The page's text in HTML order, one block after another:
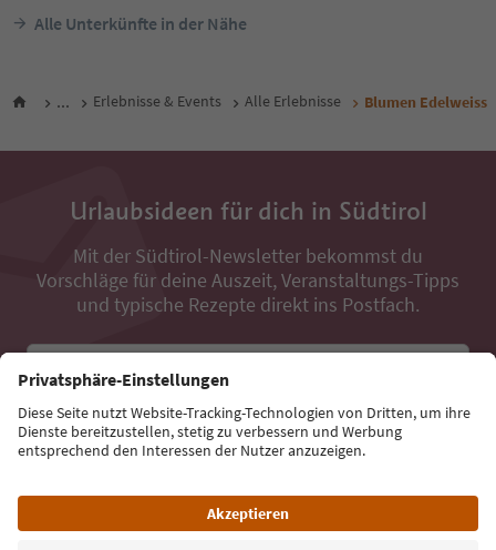
Alle Unterkünfte in der Nähe
... Erlebnisse & Events Alle Erlebnisse Blumen Edelweiss
Urlaubsideen für dich in Südtirol
Mit der Südtirol-Newsletter bekommst du
Vorschläge für deine Auszeit, Veranstaltungs-Tipps
und typische Rezepte direkt ins Postfach.
E-Mail Adresse
Jetzt anmelden